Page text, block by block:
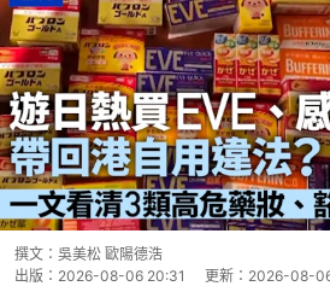
撰文： 吳美松 歐陽德浩
出版： 2026-08-06 20:31 更新： 2026-08-